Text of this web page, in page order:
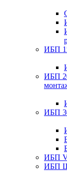
ИБП
ИБП
ИБП
ИБП
ИБП